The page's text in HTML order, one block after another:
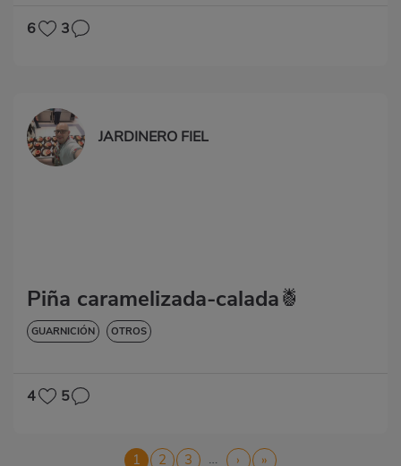
6 3
JARDINERO FIEL
Piña caramelizada-calada🍍
GUARNICIÓN OTROS
4 5
Página
1 Página
2 Página
3 … Siguiente
› Última
»